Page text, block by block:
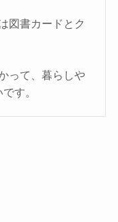
図書カードとク
って、暮らしや
す。